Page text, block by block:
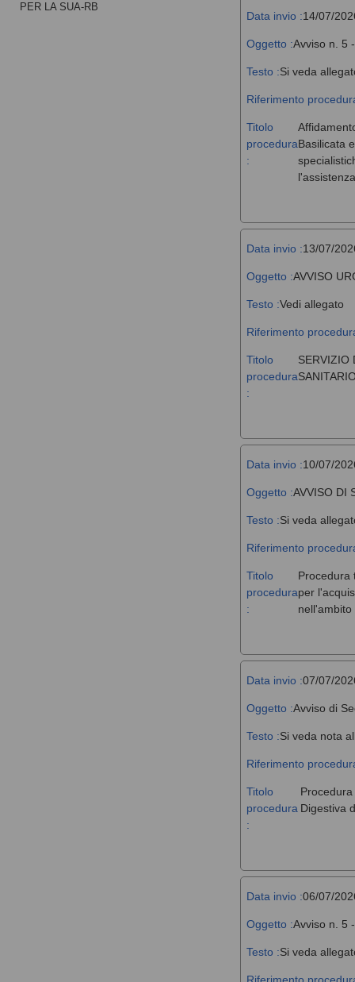
Data invio :14/07/
Oggetto :Avviso n. 5
Testo :Si veda
Riferimento
Titolo
procedura
:
Basilicata
Data invio :13/07/
Oggetto :AVVISO
Testo :Vedi allegato
Riferimento
Titolo
procedura
:
SERVIZIO
Data invio :10/07/
Oggetto :AVVISO DI
Testo :Si veda
Riferimento
Titolo
procedura
:
Procedura
per
Data invio :07/07/
Oggetto :Avviso di
Testo :Si veda nota
Riferimento
Titolo
procedura
:
Digestiva
Data invio :06/07/
Oggetto :Avviso n. 5
Testo :Si veda
PER LA SUA-RB